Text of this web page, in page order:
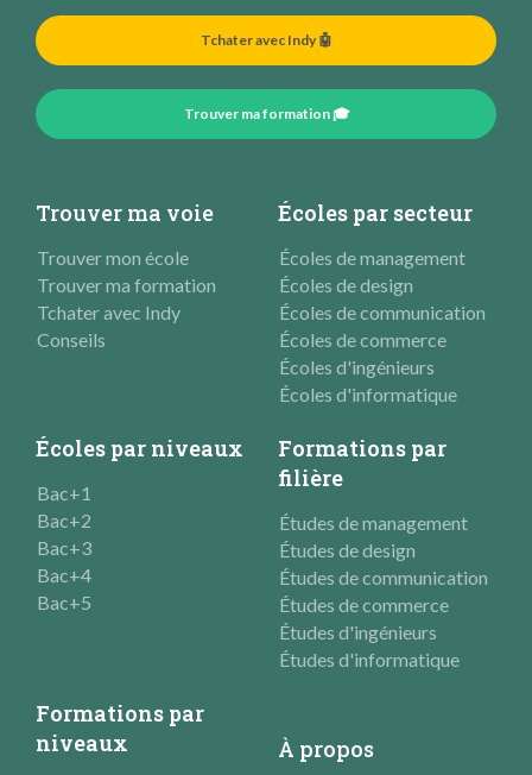
Tchater avec Indy 🤖
Trouver ma formation 🎓
Trouver ma voie
Trouver mon école
Trouver ma formation
Tchater avec Indy
Conseils
Écoles par secteur
Écoles de management
Écoles de design
Écoles de communication
Écoles de commerce
Écoles d'ingénieurs
Écoles d'informatique
Écoles par niveaux
Bac+1
Bac+2
Bac+3
Bac+4
Bac+5
Formations par
filière
Études de management
Études de design
Études de communication
Études de commerce
Études d'ingénieurs
Études d'informatique
Formations par
niveaux
À propos